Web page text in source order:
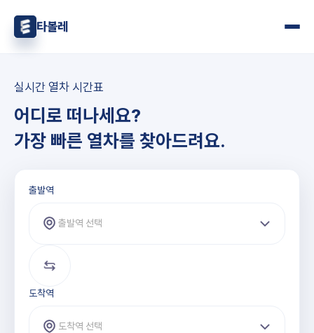
타볼레
실시간 열차 시간표
어디로 떠나세요?
가장 빠른 열차를 찾아드려요.
출발역과 도착역 선택
출발역
출발역 선택
도착역
도착역 선택